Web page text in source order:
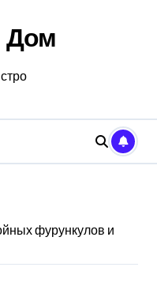
Дом
фурункулов и